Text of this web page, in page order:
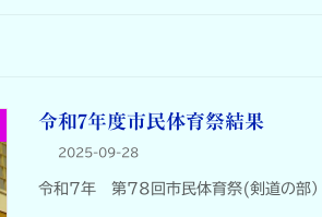
令和7年度市民体育祭結果
2025-09-28
令和7年 第78回市民体育祭(剣道の部